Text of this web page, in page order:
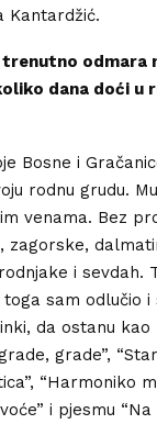
Kantardžić.
odmara
dana doći u
Bosne i
rodnu grudu.
venama. Bez
zagorske,
i sevdah.
sam odlučio i
da ostanu kao
grade”,
“Harmoniko
i pjesmu “Na